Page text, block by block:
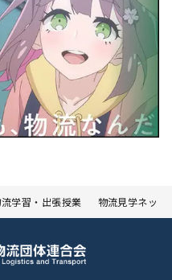
学習・出張授業 物流見学ネット